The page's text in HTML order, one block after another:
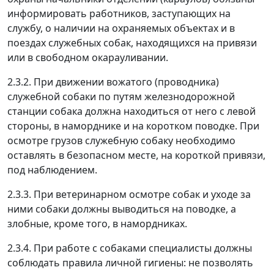
информировать работников, заступающих на
службу, о наличии на охраняемых объектах и в
поездах служебных собак, находящихся на привязи
или в свободном окарауливании.
2.3.2. При движении вожатого (проводника)
служебной собаки по путям железнодорожной
станции собака должна находиться от него с левой
стороны, в наморднике и на коротком поводке. При
осмотре грузов служебную собаку необходимо
оставлять в безопасном месте, на короткой привязи,
под наблюдением.
2.3.3. При ветеринарном осмотре собак и уходе за
ними собаки должны выводиться на поводке, а
злобные, кроме того, в намордниках.
2.3.4. При работе с собаками специалисты должны
соблюдать правила личной гигиены: не позволять